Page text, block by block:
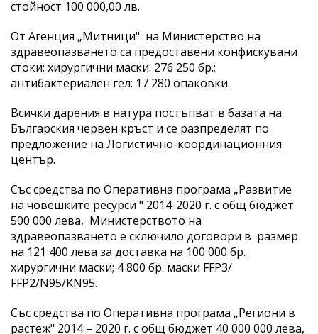
стойност 100 000,00 лв.
От Агенция „Митници" на Министерство на
здравеопазването са предоставени конфискувани
стоки: хирургични маски: 276 250 бр.;
антибактериален гел: 17 280 опаковки.
Всички дарения в натура постъпват в базата на
Българския червен кръст и се разпределят по
предложение на Логистично-координационния
център.
Със средства по Оперативна програма „Развитие
на човешките ресурси " 2014-2020 г. с общ бюджет
500 000 лева, Министерството на
здравеопазването е сключило договори в размер
на 121 400 лева за доставка на 100 000 бр.
хирургични маски; 4 800 бр. маски FFP3/
FFP2/N95/KN95.
Със средства по Оперативна програма „Региони в
растеж" 2014 – 2020 г. с общ бюджет 40 000 000 лева,